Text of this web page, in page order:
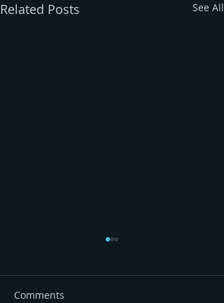
Related Posts See All
Comments